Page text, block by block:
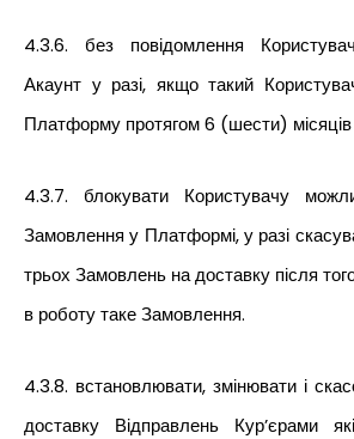
4.3.6. без повідомлення
Акаунт у разі, якщо такий
Платформу протягом 6 (шести) місяців
4.3.7. блокувати Користувачу
Замовлення у Платформі, у разі
трьох Замовлень на доставку після
в роботу таке Замовлення.
4.3.8. встановлювати, змінювати і
доставку Відправлень Кур’єрами